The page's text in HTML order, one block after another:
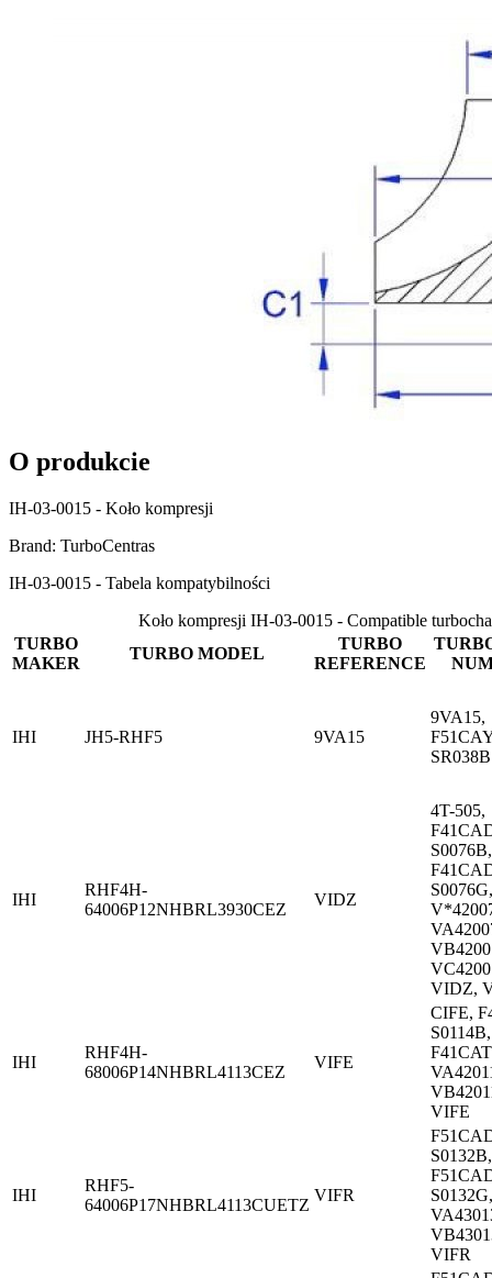
O produkcie
IH-03-0015 - Koło kompresji
Brand: TurboCentras
IH-03-0015 - Tabela kompatybilności
Koło kompresji IH-03-0015 - Compatible
TURBO
MAKER
TURBO MODEL
TURBO
REFERENCE
IHI JH5-RHF5 9VA15
9VA15,
SR038B
IHI
RHF4H-
64006P12NHBRL3930CEZ
VIDZ
4T-505,
S0076B,
S0076G,
VIDZ,
IHI
RHF4H-
68006P14NHBRL4113CEZ
VIFE
CIFE,
S0114B,
VIFE
IHI
RHF5-
64006P17NHBRL4113CUETZ
VIFR
S0132B,
S0132G,
VIFR